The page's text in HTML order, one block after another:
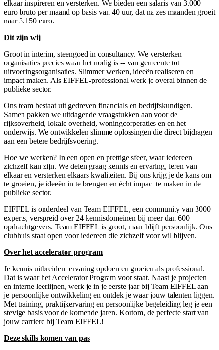
elkaar inspireren en versterken. We bieden een salaris van 3.000
euro bruto per maand op basis van 40 uur, dat na zes maanden groeit
naar 3.150 euro.
Dit zijn wij
Groot in interim, steengoed in consultancy. We versterken
organisaties precies waar het nodig is -- van gemeente tot
uitvoeringsorganisaties. Slimmer werken, ideeën realiseren en
impact maken. Als EIFFEL-professional werk je overal binnen de
publieke sector.
Ons team bestaat uit gedreven financials en bedrijfskundigen.
Samen pakken we uitdagende vraagstukken aan voor de
rijksoverheid, lokale overheid, woningcorperaties en en het
onderwijs. We ontwikkelen slimme oplossingen die direct bijdragen
aan een betere bedrijfsvoering.
Hoe we werken? In een open en prettige sfeer, waar iedereen
zichzelf kan zijn. We delen graag kennis en ervaring, leren van
elkaar en versterken elkaars kwaliteiten. Bij ons krijg je de kans om
te groeien, je ideeën in te brengen en écht impact te maken in de
publieke sector.
EIFFEL is onderdeel van Team EIFFEL, een community van 3000+
experts, verspreid over 24 kennisdomeinen bij meer dan 600
opdrachtgevers. Team EIFFEL is groot, maar blijft persoonlijk. Ons
clubhuis staat open voor iedereen die zichzelf voor wil blijven.
Over het accelerator program
Je kennis uitbreiden, ervaring opdoen en groeien als professional.
Dat is waar het Accelerator Program voor staat. Naast je projecten
en interne leerlijnen, werk je in je eerste jaar bij Team EIFFEL aan
je persoonlijke ontwikkeling en ontdek je waar jouw talenten liggen.
Met training, praktijkervaring en persoonlijke begeleiding leg je een
stevige basis voor de komende jaren. Kortom, de perfecte start van
jouw carriere bij Team EIFFEL!
Deze skills komen van pas